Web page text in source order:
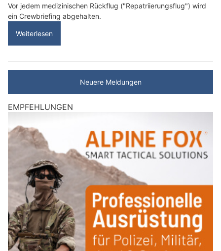
Vor jedem medizinischen Rückflug ("Repatriierungsflug") wird
ein Crewbriefing abgehalten.
Weiterlesen
Neuere Meldungen
EMPFEHLUNGEN